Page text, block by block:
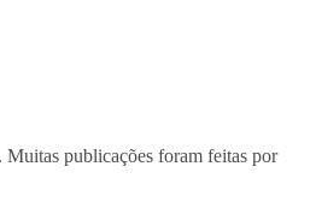
Muitas publicações foram feitas por